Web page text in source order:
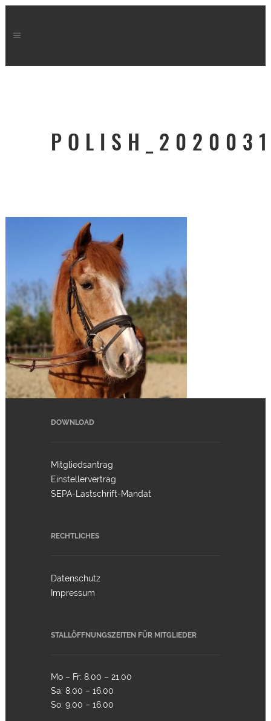
DOWNLOAD
Mitgliedsantrag
Einstellervertrag
SEPA-Lastschrift-Mandat
RECHTLICHES
Datenschutz
Impressum
STALLÖFFNUNGSZEITEN FÜR MITGLIEDER
Mo – Fr: 8.00 – 21.00
Sa: 8.00 – 16.00
So: 9.00 – 16.00